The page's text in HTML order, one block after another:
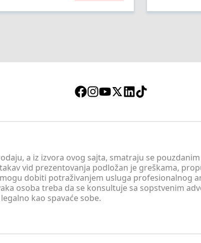
a iz izvora ovog sajta, smatraju se
vid prezentovanja podložan je greškama,
dobiti potraživanjem usluga profesionalnog
osoba treba da se konsultuje sa sopstvenim
kao spavaće sobe.